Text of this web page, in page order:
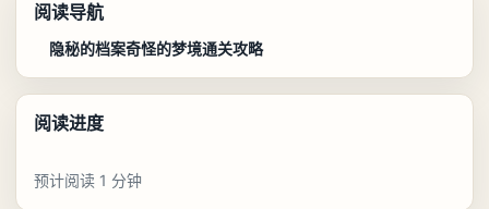
阅读导航
隐秘的档案奇怪的梦境通关攻略
阅读进度
预计阅读 1 分钟